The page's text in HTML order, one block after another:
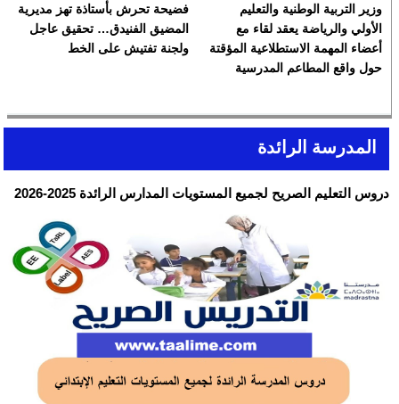
وزير التربية الوطنية والتعليم
الأولي والرياضة يعقد لقاء مع
أعضاء المهمة الاستطلاعية المؤقتة
حول واقع المطاعم المدرسية
فضيحة تحرش بأستاذة تهز مديرية
المضيق الفنيدق… تحقيق عاجل
ولجنة تفتيش على الخط
المدرسة الرائدة
دروس التعليم الصريح لجميع المستويات المدارس الرائدة 2025-2026